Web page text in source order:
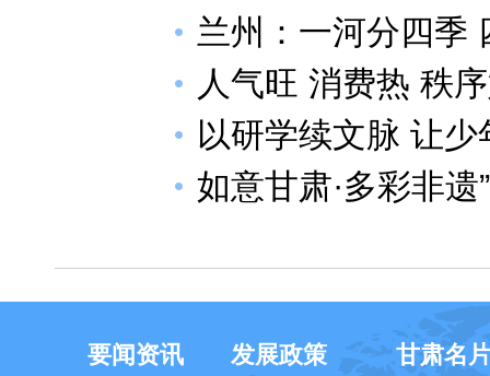
兰州：一河分四季
人气旺 消费热 秩
以研学续文脉 让少
如意甘肃·多彩非遗
要闻资讯 发展政策 甘肃名